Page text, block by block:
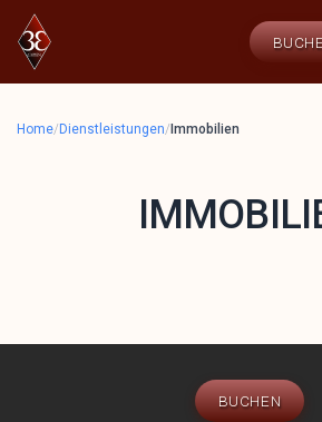
Home/ Dienstleistungen/ Immobilien
BUCHEN